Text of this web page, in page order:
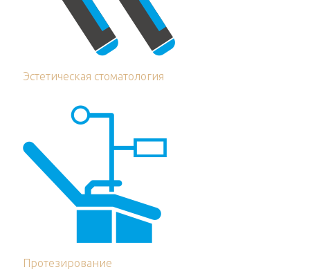
Эстетическая стоматология
Протезирование